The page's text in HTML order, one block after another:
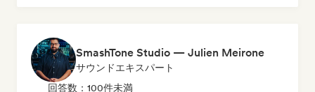
SmashTone Studio — Julien Meirone
サウンドエキスパート
回答数：100件未満